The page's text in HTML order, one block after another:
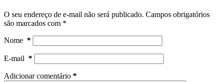
O seu endereço de e-mail não será publicado. Campos obrigatórios
são marcados com *
Nome *
E-mail *
Adicionar comentário *